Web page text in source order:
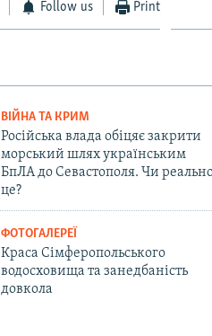
Follow us Print
ВІЙНА ТА КРИМ
Російська влада обіцяє закрити
морський шлях українським
БпЛА до Севастополя. Чи
це?
ФОТОГАЛЕРЕЇ
Краса Сімферопольського
водосховища та занедбаність
довкола